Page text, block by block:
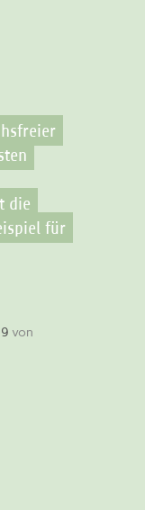
die
für
von